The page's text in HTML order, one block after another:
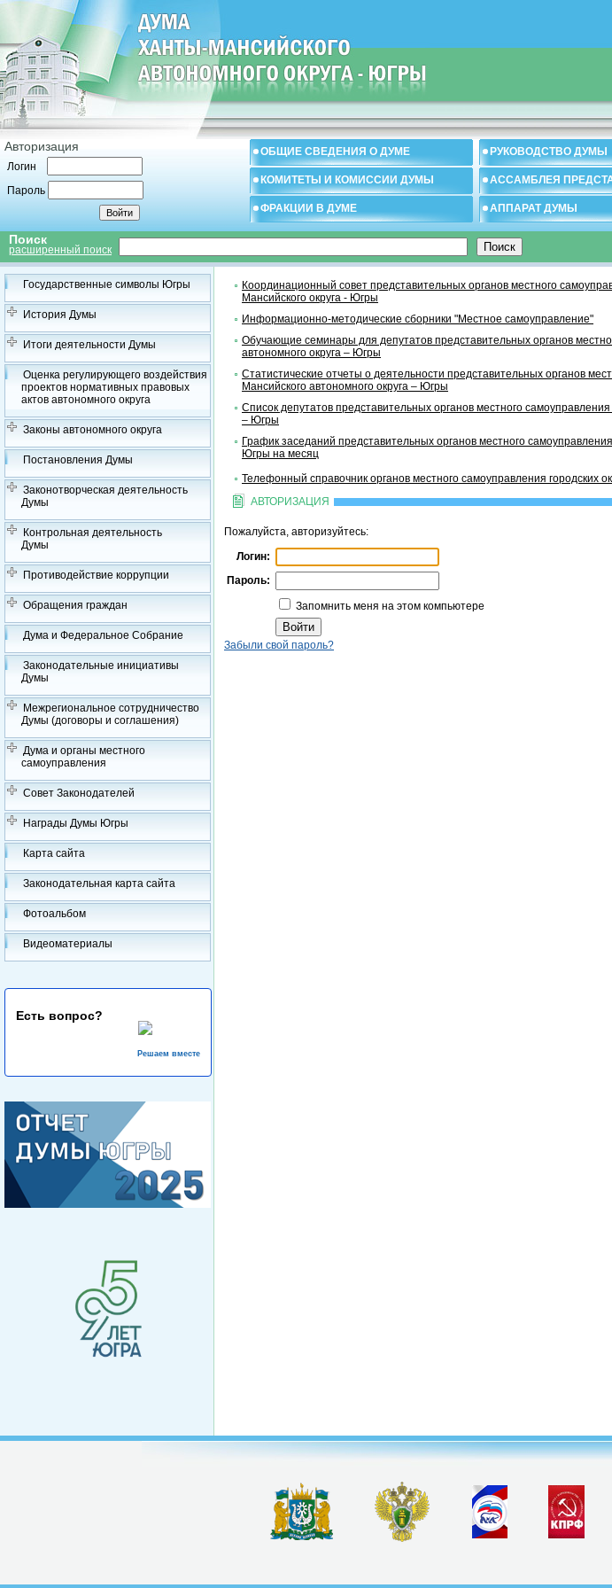
Авторизация
Логин
Пароль
ОБЩИЕ СВЕДЕНИЯ О ДУМЕ РУКОВОДСТВО ДУМЫ
КОМИТЕТЫ И КОМИССИИ ДУМЫ АССАМБЛЕЯ
ФРАКЦИИ В ДУМЕ АППАРАТ ДУМЫ
Поиск
расширенный поиск
Государственные символы Югры
История Думы
Итоги деятельности Думы
Оценка регулирующего воздействия
проектов нормативных правовых
актов автономного округа
Законы автономного округа
Постановления Думы
Законотворческая деятельность
Думы
Контрольная деятельность
Думы
Противодействие коррупции
Обращения граждан
Дума и Федеральное Собрание
Законодательные инициативы
Думы
Межрегиональное сотрудничество
Думы (договоры и соглашения)
Дума и органы местного
самоуправления
Совет Законодателей
Награды Думы Югры
Карта сайта
Законодательная карта сайта
Фотоальбом
Видеоматериалы
Есть вопрос?
Решаем вместе
Координационный совет представительных органов местного
Мансийского округа - Югры
Информационно-методические сборники "Местное самоуправление"
Обучающие семинары для депутатов представительных органов
автономного округа – Югры
Статистические отчеты о деятельности представительных органов
Мансийского автономного округа – Югры
Список депутатов представительных органов местного
– Югры
График заседаний представительных органов местного
Югры на месяц
Телефонный справочник органов местного самоуправления городских
АВТОРИЗАЦИЯ
Пожалуйста, авторизуйтесь:
Логин:
Пароль:
Запомнить меня на этом компьютере
Забыли свой пароль?